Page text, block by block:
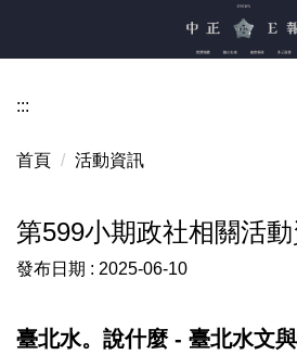
區
:::
首頁 活動資訊
第599小期政社相關活
發布日期 : 2025-06-10
臺北水。說什麼 - 臺北水文